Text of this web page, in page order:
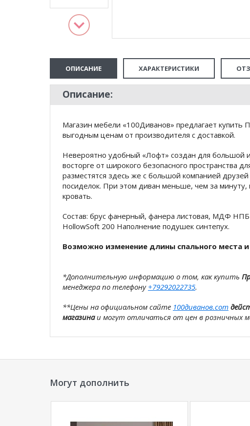
ОПИСАНИЕ ХАРАКТЕРИСТИКИ
Описание:
Магазин мебели «100Диванов» предлагает купить
выгодным ценам от производителя с доставкой.
Невероятно удобный «Лофт» создан для большой
восторге от широкого безопасного пространства
разместятся здесь же с большой компанией
посиделок. При этом диван меньше, чем за
кровать.
Состав: брус фанерный, фанера листовая, МДФ
HollowSoft 200 Наполнение подушек синтепух.
Возможно изменение длины спального места
*Дополнительную информацию о том, как купить
менеджера по телефону +79292022735.
**Цены на официальном сайте 100диванов.com
магазинаи могут отличаться от цен в розничных
Могут дополнить